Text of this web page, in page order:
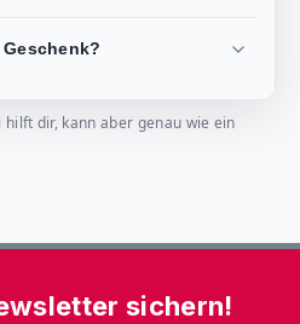
dir, kann aber genau wie ein
sichern!